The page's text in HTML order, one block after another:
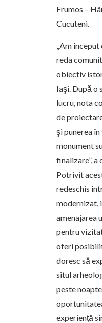
Frumos –
Cucuteni.
„Am
reda
obiectiv
Iaşi. După o
lucru, nota
de
şi punerea
monument
finalizare”,
Potrivit
redeschis
modernizat,
amenajarea
pentru
oferi
doresc să
situl
peste
experiență